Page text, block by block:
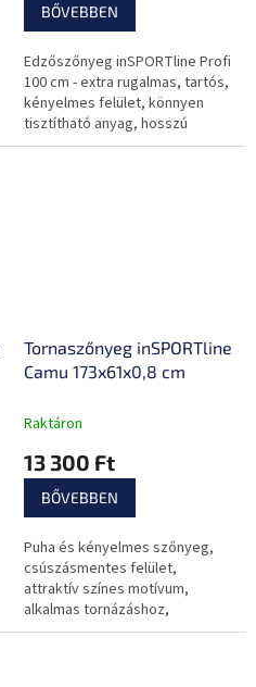
BŐVEBBEN
Edzőszőnyeg inSPORTline Profi
100 cm - extra rugalmas, tartós,
kényelmes felület, könnyen
tisztítható anyag, hosszú
élettartam
Tornaszőnyeg inSPORTline
Camu 173x61x0,8 cm
Raktáron
13 300 Ft
BŐVEBBEN
Puha és kényelmes szőnyeg,
csúszásmentes felület,
attraktív színes motívum,
alkalmas tornázáshoz,
aerobichoz, jógához és